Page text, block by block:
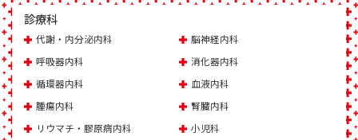
診療科
代謝・内分泌内科
脳神経内科
呼吸器内科
消化器内科
循環器内科
血液内科
腫瘍内科
腎臓内科
リウマチ・膠原病内科
小児科